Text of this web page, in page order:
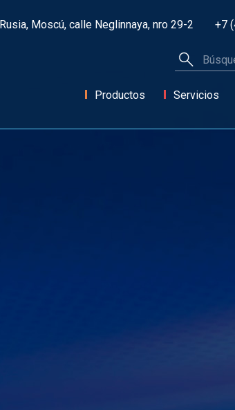
Moscú, calle Neglinnaya, nro 29-2 +7
Productos Servicios